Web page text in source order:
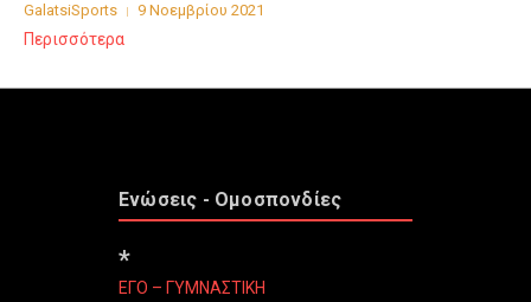
GalatsiSports 9 Νοεμβρίου 2021
Περισσότερα
Ενώσεις - Ομοσπονδίες
*
ΕΓΟ – ΓΥΜΝΑΣΤΙΚΗ